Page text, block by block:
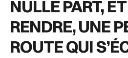
NULLE PART,
RENDRE,UNE
ROUTE QUI